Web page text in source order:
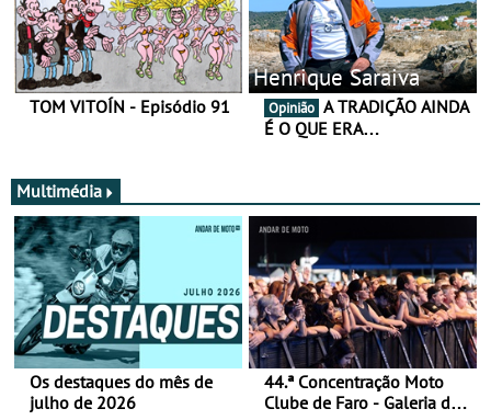
TOM VITOÍN - Episódio 91
Henrique Saraiva
Opinião
É O QUE ERA…
Multimédia
Os destaques do mês de
julho de 2026
44.ª Concentração Moto
Clube de Faro - Galeria de